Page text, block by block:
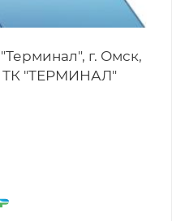
г. Омск,
ТК "ТЕРМИНАЛ"